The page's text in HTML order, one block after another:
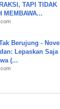
TAPI TIDAK
MEMBAWA...
Berujung - Novel
Lepaskan Saja
(...